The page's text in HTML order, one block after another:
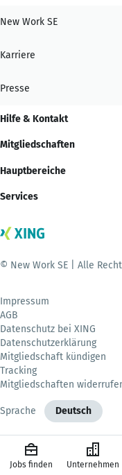
New Work SE
Karriere
Presse
Hilfe & Kontakt
Mitgliedschaften
Hauptbereiche
Services
© New Work SE | Alle
Impressum
AGB
Datenschutz bei XING
Datenschutzerklärung
Mitgliedschaft kündigen
Tracking
Mitgliedschaften
Sprache Deutsch
Jobs finden Unternehmen